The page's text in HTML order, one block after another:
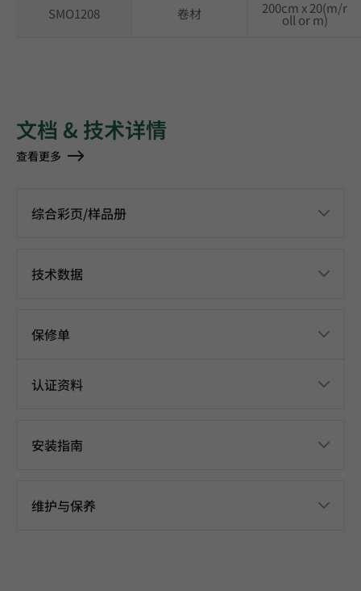
SMO1208 卷材 200cm x 20(m/r
oll or m)
文档 & 技术详情
查看更多
综合彩页/样品册
技术数据
保修单
认证资料
安装指南
维护与保养